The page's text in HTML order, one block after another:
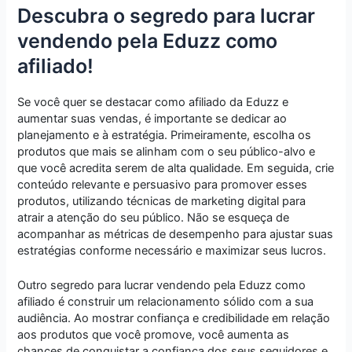
Descubra o segredo para lucrar
vendendo pela Eduzz como
afiliado!
Se você quer se destacar como afiliado da Eduzz e
aumentar suas vendas, é importante se dedicar ao
planejamento e à estratégia. Primeiramente, escolha os
produtos que mais se alinham com o seu público-alvo e
que você acredita serem de alta qualidade. Em seguida, crie
conteúdo relevante e persuasivo para promover esses
produtos, utilizando técnicas de marketing digital para
atrair a atenção do seu público. Não se esqueça de
acompanhar as métricas de desempenho para ajustar suas
estratégias conforme necessário e maximizar seus lucros.
Outro segredo para lucrar vendendo pela Eduzz como
afiliado é construir um relacionamento sólido com a sua
audiência. Ao mostrar confiança e credibilidade em relação
aos produtos que você promove, você aumenta as